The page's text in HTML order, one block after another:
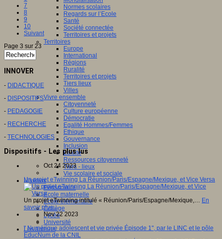
Normes scolaires
Regards sur l’Ecole
Santé
Société connectée
Territoires et projets
Territoires
Europe
International
Régions
Ruralité
Territoires et projets
Tiers lieux
Villes
Vivre ensemble
Citoyenneté
Culture européenne
Démocratie
Egalité Hommes/Femmes
Ethique
Gouvernance
Inclusion
Laïcité
Ressources citoyenneté
Tiers - lieux
Vie scolaire et sociale
Niveaux
Périscolaire
Ecole maternelle
Ecole élémentaire
Collège
Lycée
Université
Les auteurs
7
8
9
10
Suivant
Page 3 sur 23
INNOVER
- DIDACTIQUE
- DISPOSITIFS
- PEDAGOGIE
- RECHERCHE
- TECHNOLOGIES
Dispositifs - Les plus lus
Oct 24 2023
Un projet eTwinning La Réunion/Paris/Espagne/Mexique, et Vice Versa
Un projet eTwinning intitulé « Réunion/Paris/Espagne/Mexique,… En
savoir plus...
Nov 22 2023
" Numérique adolescent et vie privée Épisode 1", par le LINC et le pôle
EducNum de la CNIL